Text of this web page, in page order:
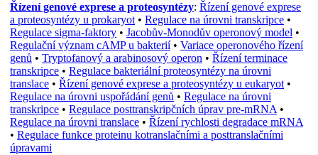
Řízení genové exprese a proteosyntézy: Řízení genové exprese
a proteosyntézy u prokaryot • Regulace na úrovni transkripce •
Regulace sigma-faktory • Jacobův-Monodův operonový model •
Regulační význam cAMP u bakterií• Variace operonového řízení
genů • Tryptofanový a arabinosový operon • Řízení terminace
transkripce • Regulace bakteriální proteosyntézy na úrovni
translace • Řízení genové exprese a proteosyntézy u eukaryot •
Regulace na úrovni uspořádání genů • Regulace na úrovni
transkripce • Regulace posttranskripčních úprav pre-mRNA •
Regulace na úrovni translace • Řízení rychlosti degradace mRNA
• Regulace funkce proteinu kotranslačními a posttranslačními
úpravami